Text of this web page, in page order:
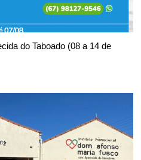
do Taboado (08 a 14 de